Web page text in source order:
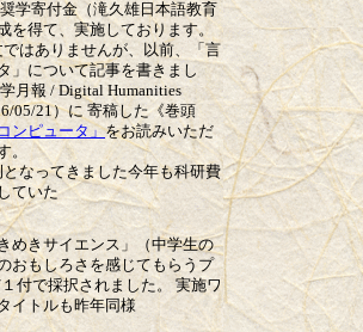
学寄付金（滝久雄日本語教育
を得て、実施しております。
はありませんが、以前、「言
」について記事を書きまし
月報 / Digital Humanities
05/21）に 寄稿した《巻頭
ンピュータ」をお読みいただ
。
なってきました今年も科研費
ていた
めきサイエンス」（中学生の
おもしろさを感じてもらうプ
付で採択されました。 実施ワ
イトルも昨年同様